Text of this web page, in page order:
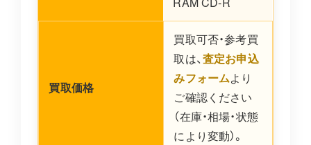
買取価格
買取可否・参考買
取は、査定お申込
みフォームより
ご確認ください
（在庫・相場・状態
により変動）。